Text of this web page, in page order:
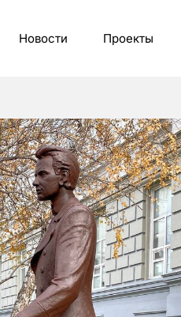
Новости Проекты